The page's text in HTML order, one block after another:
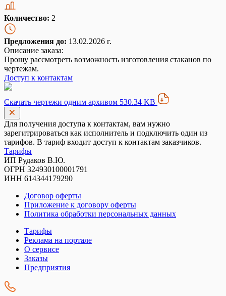
Количество: 2
Предложения до: 13.02.2026 г.
Описание заказа:
Прошу рассмотреть возможность изготовления стаканов по
чертежам.
Доступ к контактам
Скачать чертежи одним архивом 530.34 KB
Для получения доступа к контактам, вам нужно
зарегитрироваться как исполнитель и подключить один из
тарифов. В тариф входит доступ к контактам заказчиков.
Тарифы
ИП Рудаков В.Ю.
ОГРН 324930100001791
ИНН 614344179290
Договор оферты
Приложение к договору оферты
Политика обработки персональных данных
Тарифы
Реклама на портале
О сервисе
Заказы
Предприятия